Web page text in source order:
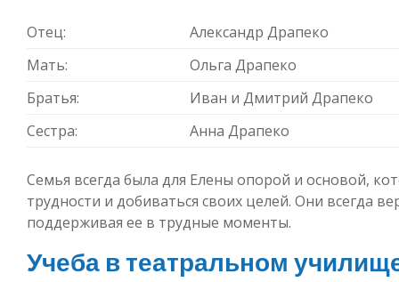
Отец:
Александр Драпеко
Мать:
Ольга Драпеко
Братья:
Иван и Дмитрий Драпеко
Сестра:
Анна Драпеко
Семья всегда была для Елены опорой и основой,
трудности и добиваться своих целей. Они всегда
поддерживая ее в трудные моменты.
Учеба в театральном